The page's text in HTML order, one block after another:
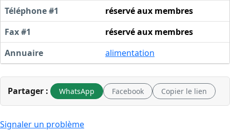
Téléphone #1
réservé aux membres
Fax #1
réservé aux membres
Annuaire
alimentation
Partager : WhatsApp Facebook Copier le lien
Signaler un problème